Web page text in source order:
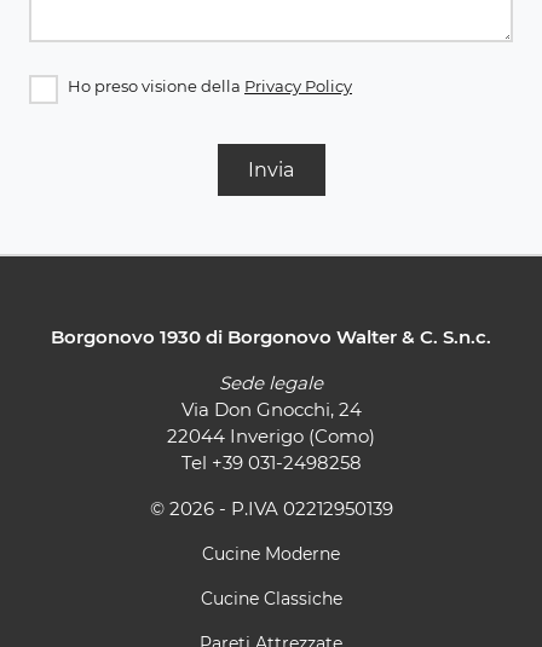
Ho preso visione della Privacy Policy
Invia
Borgonovo 1930 di Borgonovo Walter & C. S.n.c.
Sede legale
Via Don Gnocchi, 24
22044 Inverigo (Como)
Tel +39 031-2498258
© 2026 - P.IVA 02212950139
Cucine Moderne
Cucine Classiche